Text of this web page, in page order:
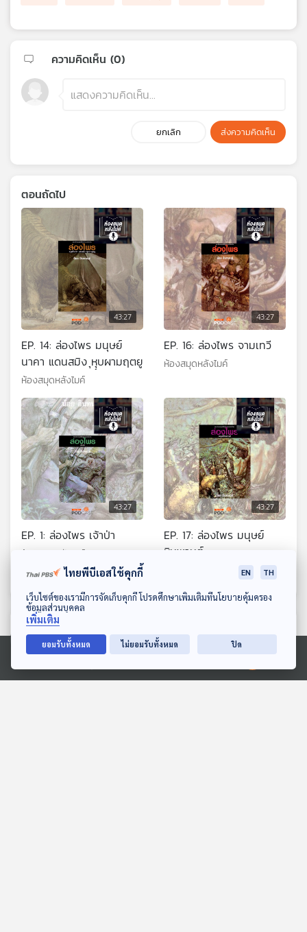
ดาวน์โหลด Thai PBS Podcast Application
Ⓒ 2020 องค์การกระจายเสียงและแพร่ภาพสาธารณะแห่งประเทศไทย
ความคิดเห็น (0)
ยกเลิก ส่งความคิดเห็น
ตอนถัดไป
43:27
EP. 14: ล่องไพร มนุษย์
นาคา แดนสมิง ุหุุบผามฤตยู
ห้องสมุดหลังไมค์
43:27
EP. 16: ล่องไพร จามเทวี
ห้องสมุดหลังไมค์
43:27
EP. 1: ล่องไพร เจ้าป่า
ห้องสมุดหลังไมค์
43:27
EP. 17: ล่องไพร มนุษย์
หิมพานต์
ตอนที่เกี่ยวข้อง
ไทยพีบีเอสใช้คุกกี้ EN TH
เว็บไซต์ของเรามีการจัดเก็บคุกกี้ โปรดศึกษาเพิ่มเติมที่นโยบายคุ้มครอง
ข้อมูลส่วนบุคคล
เพิ่มเติม
ยอมรับทั้งหมด ไม่ยอมรับทั้งหมด ปิด